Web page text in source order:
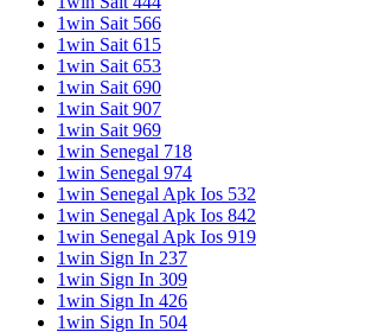
1win Sait 566
1win Sait 615
1win Sait 653
1win Sait 690
1win Sait 907
1win Sait 969
1win Senegal 718
1win Senegal 974
1win Senegal Apk Ios 532
1win Senegal Apk Ios 842
1win Senegal Apk Ios 919
1win Sign In 237
1win Sign In 309
1win Sign In 426
1win Sign In 504